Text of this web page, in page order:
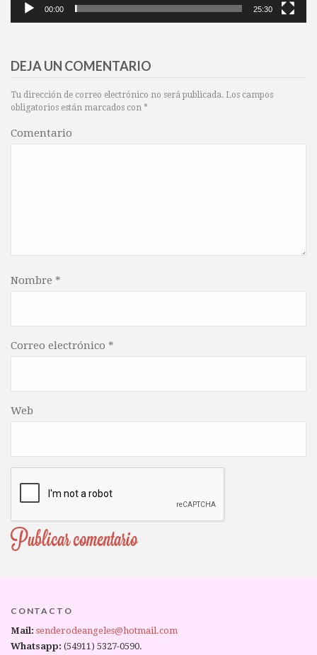
00:00 25:30
DEJA UN COMENTARIO
Tu dirección de correo electrónico no será publicada. Los campos
obligatorios están marcados con *
Comentario
Nombre *
Correo electrónico *
Web
CONTACTO
Mail: senderodeangeles@hotmail.com
Whatsapp: (54911) 5327-0590.